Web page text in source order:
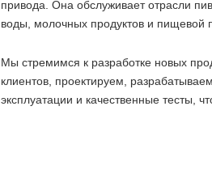
привода. Она обслуживает отрасли
воды, молочных продуктов и пищевой
Мы стремимся к разработке новых
клиентов, проектируем,
эксплуатации и качественные тесты,